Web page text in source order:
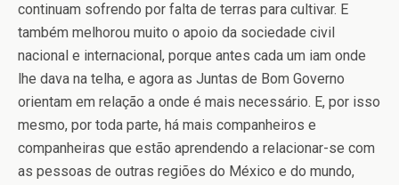
continuam sofrendo por falta de terras para cultivar. E
também melhorou muito o apoio da sociedade civil
nacional e internacional, porque antes cada um iam onde
lhe dava na telha, e agora as Juntas de Bom Governo
orientam em relação a onde é mais necessário. E, por isso
mesmo, por toda parte, há mais companheiros e
companheiras que estão aprendendo a relacionar-se com
as pessoas de outras regiões do México e do mundo,